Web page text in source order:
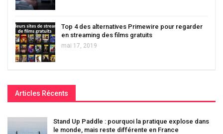
Top 4 des alternatives Primewire pour regarder
en streaming des films gratuits
mai 17, 2019
Articles Récents
Stand Up Paddle : pourquoi la pratique explose dans
le monde, mais reste différente en France